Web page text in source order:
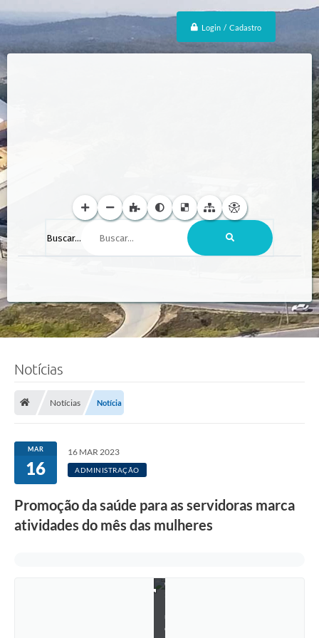
Login / Cadastro
Buscar...
Notícias
Notícias Notícia
MAR
16
16 MAR 2023
ADMINISTRAÇÃO
Promoção da saúde para as servidoras marca
atividades do mês das mulheres
o
u
c